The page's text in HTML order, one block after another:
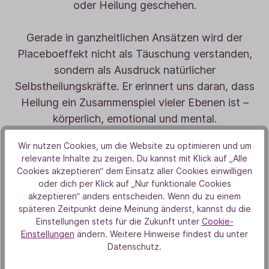
oder Heilung geschehen.
Gerade in ganzheitlichen Ansätzen wird der
Placeboeffekt nicht als Täuschung verstanden,
sondern als Ausdruck natürlicher
Selbstheilungskräfte. Er erinnert uns daran, dass
Heilung ein Zusammenspiel vieler Ebenen ist –
körperlich, emotional und mental.
Der vielleicht wichtigste Bestandteil des
Placeboeffekts ist Vertrauen. Vertrauen in den
eigenen Körper, in den Prozess und in die
Möglichkeit von Veränderung. Dieses Vertrauen
wirkt leise, aber nachhaltig. Es kann helfen,
Symptome zu lindern, Stress zu reduzieren und
das Gefühl von Ohnmacht zu lösen.
Wir nutzen Cookies, um die Website zu optimieren und um
relevante Inhalte zu zeigen. Du kannst mit Klick auf „Alle
Cookies akzeptieren“ dem Einsatz aller Cookies einwilligen
oder dich per Klick auf „Nur funktionale Cookies
akzeptieren“ anders entscheiden. Wenn du zu einem
späteren Zeitpunkt deine Meinung änderst, kannst du die
Einstellungen stets für die Zukunft unter Cookie-
Einstellungen ändern. Weitere Hinweise findest du unter
Datenschutz.